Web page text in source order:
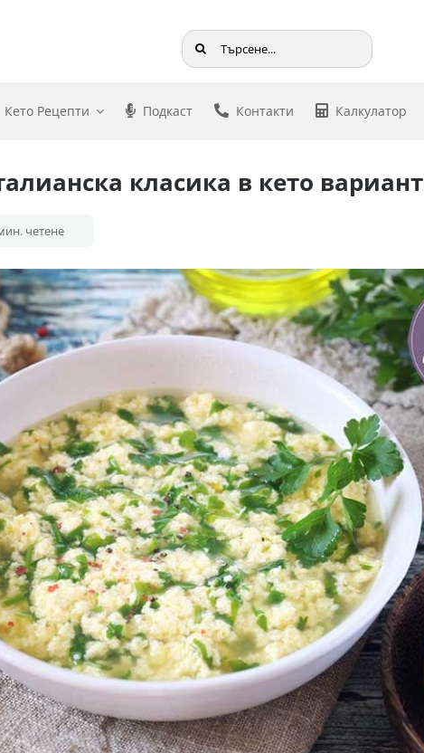
Търсене
...
Кето Рецепти Подкаст Контакти Калкулатор
класика в кето вариант
четене